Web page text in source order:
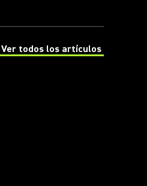
Ver todos los artículos
(Opens in a new tab)